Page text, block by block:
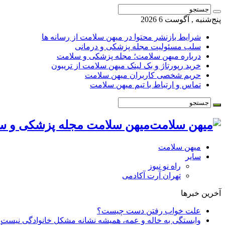
پنج‌شنبه , آگوست 6 2026
شرایط بازنشر محتوا در میهن سلامت از رسانه ها
سلب مسئولیت مجله پزشکی و درمانی
درباره میهن سلامت؛ مجله پزشکی و سلامت
خرید رپورتاژ و بک لینک میهن سلامت از تریبون
حریم شخصی کاربران میهن سلامت
تماس و ارتباط با تیم میهن سلامت
میهن سلامت مجله پزشکی و
میهن سلامت
سایر
راه نو نیوز
تهران آرت آکادمی
آخرین خبرها
علت خواب رفتن دست چیست؟
وابستگی به خاله و عمه، همیشه نشانه مشکل خانوادگی نیست